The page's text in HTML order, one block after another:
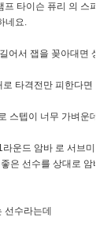
타이슨 퓨리 의 스파
네요.
어서 잽을 꽂아대면 상
로 타격전만 피한다면
스텝이 너무 가벼운데
운드 암바 로 서브미
은 선수를 상대로 암
선수라는데